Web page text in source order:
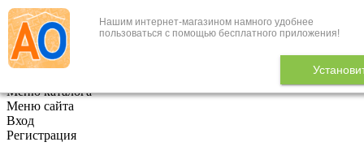
Нашим интернет-магазином намного удобнее
пользоваться с помощью бесплатного приложения!
+7 (495) 646-888-1
В корзине 0
Меню каталога
Меню сайта
Вход
Регистрация